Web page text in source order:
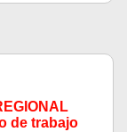
de trabajo